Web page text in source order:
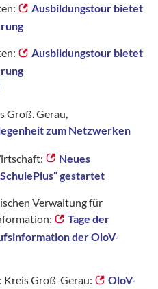
Ausbildungstour bietet
Ausbildungstour bietet
Groß. Gerau,
zum Netzwerken
Neues
gestartet
Verwaltung für
Tage der
der OloV-
Kreis Groß-Gerau:
OloV-